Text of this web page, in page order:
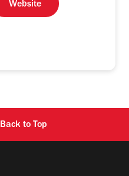
Website
Back to Top